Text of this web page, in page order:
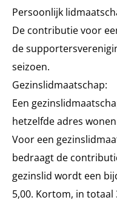
Persoonlijk
De contributie voor
de
seizoen.
Gezinslidmaatschap:
Een
hetzelfde adres
Voor een
bedraagt de
gezinslid wordt een
5,00. Kortom, in totaal